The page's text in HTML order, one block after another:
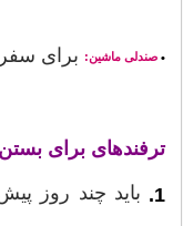
•صندلی ماشین: برای سفر
ترفندهای برای
1. باید چند روز